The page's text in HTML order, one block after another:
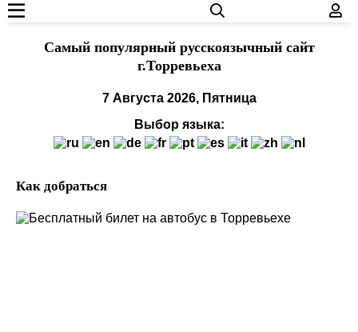
Cамый популярный русскоязычный сайт
г.Торревьеха
7 Августа 2026, Пятница
Выбор языка:
Как добраться